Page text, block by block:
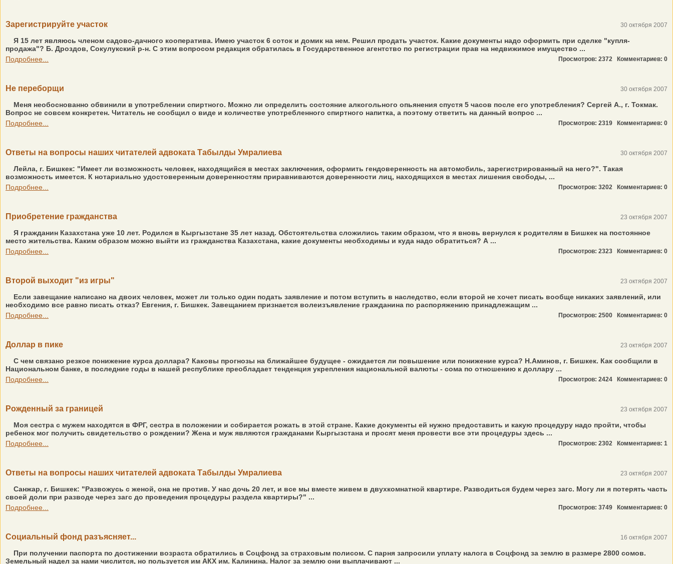
Зарегистрируйте участок 30 октября 2007
Я 15 лет являюсь членом садово-дачного кооператива. Имею участок 6 соток и домик на нем. Решил продать участок. Какие документы надо оформить при сделке "купля-
продажа"? Б. Дроздов, Сокулукский р-н. С этим вопросом редакция обратилась в Государственное агентство по регистрации прав на недвижимое имущество ...
Подробнее...
Просмотров: 2372 Комментариев: 0
Не переборщи 30 октября 2007
Меня необоснованно обвинили в употреблении спиртного. Можно ли определить состояние алкогольного опьянения спустя 5 часов после его употребления? Сергей А., г. Токмак.
Вопрос не совсем конкретен. Читатель не сообщил о виде и количестве употребленного спиртного напитка, а поэтому ответить на данный вопрос ...
Подробнее...
Просмотров: 2319 Комментариев: 0
Ответы на вопросы наших читателей адвоката Табылды Умралиева 30 октября 2007
Лейла, г. Бишкек: "Имеет ли возможность человек, находящийся в местах заключения, оформить гендоверенность на автомобиль, зарегистрированный на него?". Такая
возможность имеется. К нотариально удостоверенным доверенностям приравниваются доверенности лиц, находящихся в местах лишения свободы, ...
Подробнее...
Просмотров: 3202 Комментариев: 0
Приобретение гражданства 23 октября 2007
Я гражданин Казахстана уже 10 лет. Родился в Кыргызстане 35 лет назад. Обстоятельства сложились таким образом, что я вновь вернулся к родителям в Бишкек на постоянное
место жительства. Каким образом можно выйти из гражданства Казахстана, какие документы необходимы и куда надо обратиться? А ...
Подробнее...
Просмотров: 2323 Комментариев: 0
Второй выходит "из игры" 23 октября 2007
Если завещание написано на двоих человек, может ли только один подать заявление и потом вступить в наследство, если второй не хочет писать вообще никаких заявлений, или
необходимо все равно писать отказ? Евгения, г. Бишкек. Завещанием признается волеизъявление гражданина по распоряжению принадлежащим ...
Подробнее...
Просмотров: 2500 Комментариев: 0
Доллар в пике 23 октября 2007
С чем связано резкое понижение курса доллара? Каковы прогнозы на ближайшее будущее - ожидается ли повышение или понижение курса? Н.Аминов, г. Бишкек. Как сообщили в
Национальном банке, в последние годы в нашей республике преобладает тенденция укрепления национальной валюты - сома по отношению к доллару ...
Подробнее...
Просмотров: 2424 Комментариев: 0
Рожденный за границей 23 октября 2007
Моя сестра с мужем находятся в ФРГ, сестра в положении и собирается рожать в этой стране. Какие документы ей нужно предоставить и какую процедуру надо пройти, чтобы
ребенок мог получить свидетельство о рождении? Жена и муж являются гражданами Кыргызстана и просят меня провести все эти процедуры здесь ...
Подробнее...
Просмотров: 2302 Комментариев: 1
Ответы на вопросы наших читателей адвоката Табылды Умралиева 23 октября 2007
Санжар, г. Бишкек: "Развожусь с женой, она не против. У нас дочь 20 лет, и все мы вместе живем в двухкомнатной квартире. Разводиться будем через загс. Могу ли я потерять часть
своей доли при разводе через загс до проведения процедуры раздела квартиры?" ...
Подробнее...
Просмотров: 3749 Комментариев: 0
Социальный фонд разъясняет... 16 октября 2007
При получении паспорта по достижении возраста обратились в Соцфонд за страховым полисом. С парня запросили уплату налога в Соцфонд за землю в размере 2800 сомов.
Земельный надел за нами числится, но пользуется им АКХ им. Калинина. Налог за землю они выплачивают ...